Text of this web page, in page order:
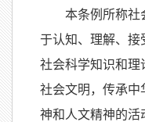
本条例所称社
于认知、理解、接
社会科学知识和理
社会文明，传承中
神和人文精神的活